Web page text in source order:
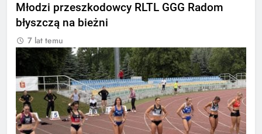
Młodzi przeszkodowcy RLTL GGG Radom
błyszczą na bieżni
7 lat temu